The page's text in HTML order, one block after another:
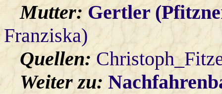
Mutter:Gertler
Franziska)
Quellen:
Weiter zu: